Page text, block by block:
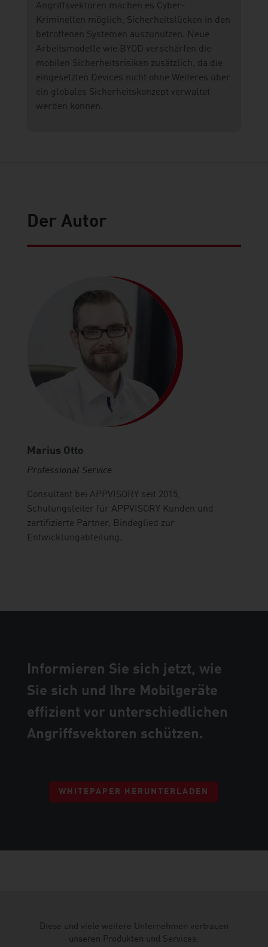
Angriffsvektoren machen es Cyber-
Kriminellen möglich, Sicherheitslücken in den
betroffenen Systemen auszunutzen. Neue
Arbeitsmodelle wie BYOD verschärfen die
mobilen Sicherheitsrisiken zusätzlich, da die
eingesetzten Devices nicht ohne Weiteres über
ein globales Sicherheitskonzept verwaltet
werden können.
Der Autor
Marius Otto
Professional Service
Consultant bei APPVISORY seit 2015,
Schulungsleiter für APPVISORY Kunden und
zertifizierte Partner, Bindeglied zur
Entwicklungabteilung.
Informieren Sie sich jetzt, wie
Sie sich und Ihre Mobilgeräte
effizient vor unterschiedlichen
Angriffsvektoren schützen.
WHITEPAPER HERUNTERLADEN
Diese und viele weitere Unternehmen vertrauen
unseren Produkten und Services: